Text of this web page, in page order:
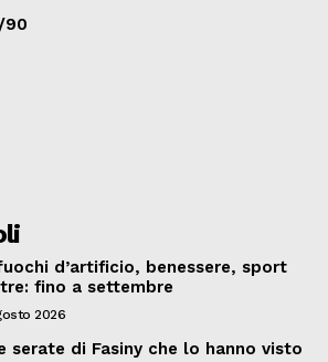
90
d’artificio, benessere, sport
fino a settembre
2026
serate di Fasiny che lo hanno visto